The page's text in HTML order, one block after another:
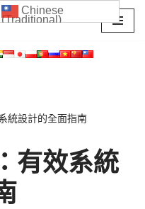
統設計的全面指南
有效系統
Chinese
(Traditional)